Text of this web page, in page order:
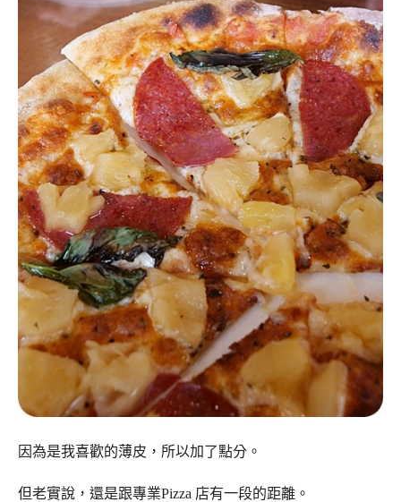
因為是我喜歡的薄皮，所以加了點分。
但老實說，還是跟專業Pizza 店有一段的距離。